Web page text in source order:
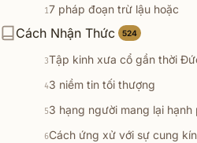
Cách Nhận Thức 524
17 pháp đoạn trừ lậu hoặc
2 Nhận thức về đời sống và
3Tập kinh xưa cổ gần thời
43 niềm tin tối thượng
53 hạng người mang lại hạnh
6Cách ứng xử với sự cung